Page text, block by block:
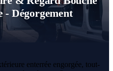
- Dégorgement
enterrée engorgée, tout-